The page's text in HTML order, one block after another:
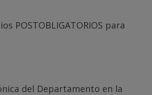
POSTOBLIGATORIOS para
del Departamento en la